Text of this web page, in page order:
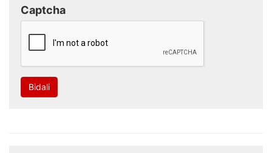
Captcha
Bidali